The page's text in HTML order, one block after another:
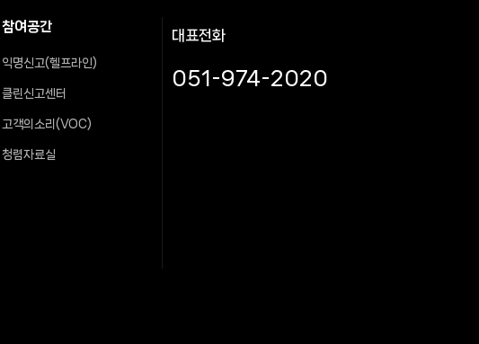
참여공간
익명신고(헬프라인)
클린신고센터
고객의소리(VOC)
청렴자료실
대표전화
051-974-2020